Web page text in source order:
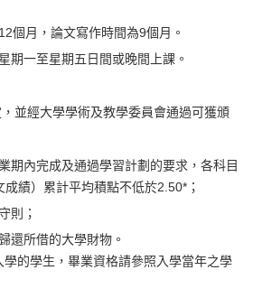
12個月，論文寫作時間為9個月。
期一至星期五日間或晚間上課。
並經大學學術及教學委員會通過可獲頒
期內完成及通過學習計劃的要求，各科目
成績）累計平均積點不低於2.50* ；
則；
還所借的大學財物。
學的學生，畢業資格請參照入學當年之學